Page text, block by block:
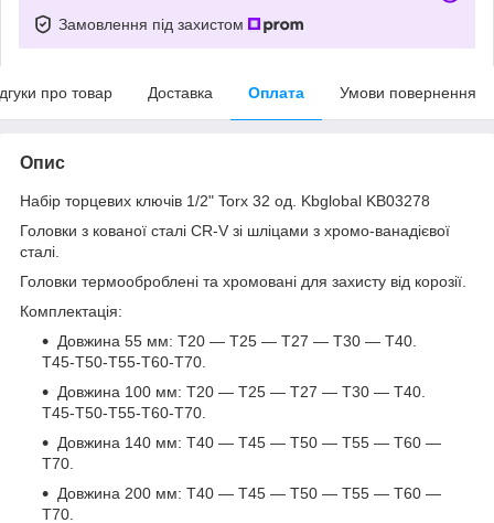
Замовлення під захистом
про товар Доставка Оплата Умови повернення
Опис
Набір торцевих ключів 1/2" Torx 32 од. Kbglobal KB03278
Головки з кованої сталі CR-V зі шліцами з хромо-ванадієвої
сталі.
Головки термооброблені та хромовані для захисту від корозії.
Комплектація:
Довжина 55 мм: Т20 — Т25 — Т27 — Т30 — Т40.
Т45-Т50-Т55-Т60-Т70.
Довжина 100 мм: Т20 — Т25 — Т27 — Т30 — Т40.
Т45-Т50-Т55-Т60-Т70.
Довжина 140 мм: Т40 — Т45 — Т50 — Т55 — Т60 —
Т70.
Довжина 200 мм: Т40 — Т45 — Т50 — Т55 — Т60 —
Т70.